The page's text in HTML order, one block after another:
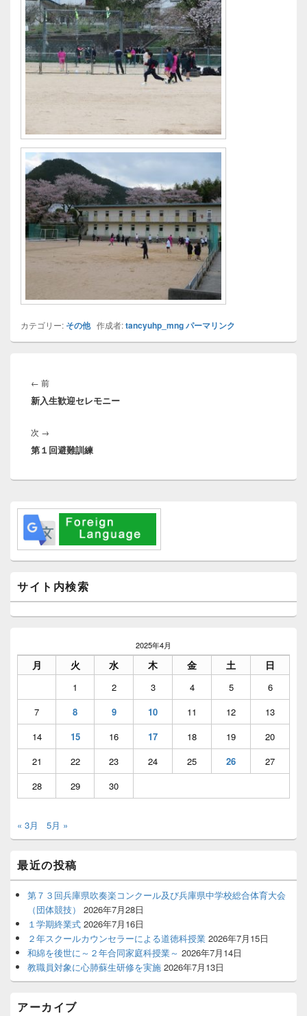
カテゴリー: その他作成者:tancyuhp_mngパーマリンク
稿
ナ
ゲ
ー
シ
← 前前
の
新入生歓迎セレモニー
次 →
の
稿:
第１回避難訓練
メ
ウ
ィ
ッ
エ
ア
サイト内検索
2025年4月
月 火 水 木 金 土 日
1 2 3 4 5
6
7
8 9 10 11 12
13
14
15 16 17 18 19
20
21
22 23 24 25 26
27
28
29 30
« 3月 5月 »
最近の投稿
第７３回兵庫県吹奏楽コンクール及び兵庫県中学校総合体育大会
（団体競技）
2026年7月28日
１学期終業式 2026年7月16日
２年スクールカウンセラーによる道徳科授業 2026年7月15日
和綿を後世に～２年合同家庭科授業～ 2026年7月14日
教職員対象に心肺蘇生研修を実施 2026年7月13日
アーカイブ